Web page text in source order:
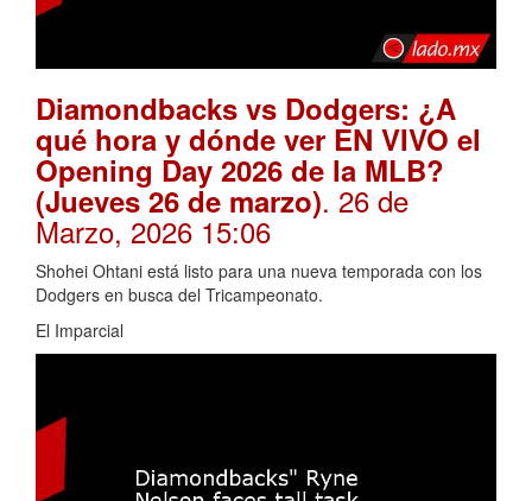
Diamondbacks vs Dodgers: ¿A
qué hora y dónde ver EN VIVO el
Opening Day 2026 de la MLB?
(Jueves 26 de marzo). 26 de
Marzo, 2026 15:06
Shohei Ohtani está listo para una nueva temporada con los
Dodgers en busca del Tricampeonato.
El Imparcial